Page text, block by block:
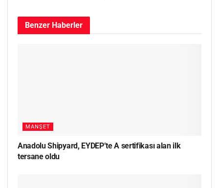
Benzer Haberler
MANŞET
Anadolu Shipyard, EYDEP’te A sertifikası alan ilk
tersane oldu